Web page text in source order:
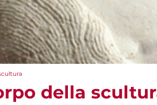
della